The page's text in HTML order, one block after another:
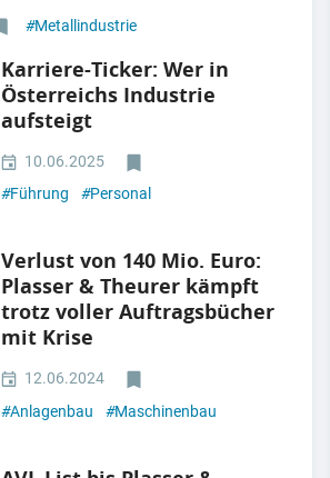
#Metallindustrie
Karriere-Ticker: Wer in
Österreichs Industrie
aufsteigt
10.06.2025
#Führung #Personal
Verlust von 140 Mio. Euro:
Plasser & Theurer kämpft
trotz voller Auftragsbücher
mit Krise
12.06.2024
#Anlagenbau #Maschinenbau